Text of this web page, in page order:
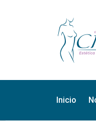
Inicio